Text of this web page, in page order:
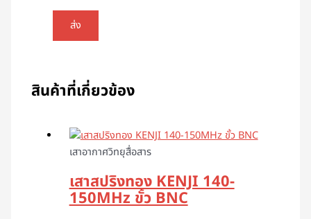
สินค้าที่เกี่ยวข้อง
เสาอากาศวิทยุสื่อสาร
เสาสปริงทอง KENJI 140-
150MHz ขั้ว BNC